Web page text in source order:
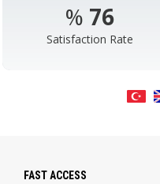
% 98
Satisfaction Rate
FAST ACCESS